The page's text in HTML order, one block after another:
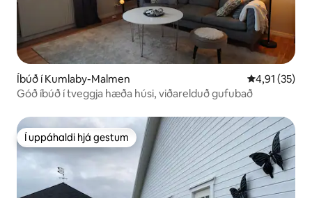
Íbúð í Kumlaby-Malmen 4,91 af 5 í
4,91 (35)
Góð íbúð í tveggja hæða húsi, viðarelduð gufubað
Í uppáhaldi hjá gestum
Í uppáhaldi hjá gestum